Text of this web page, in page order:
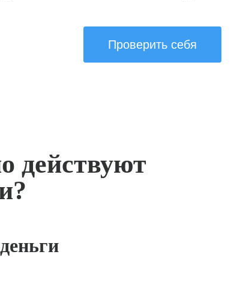
Проверить себя
действуют